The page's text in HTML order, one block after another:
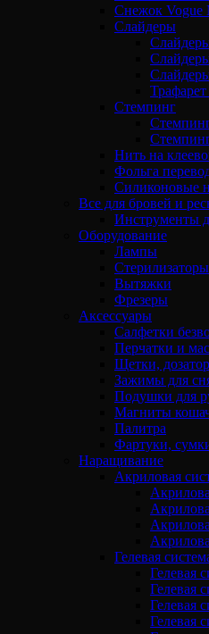
Снежок Vogue
Слайдеры
Стемпинг
Нить на
Фольга
Силиконовые
Все для бровей и
Инструменты
Оборудование
Лампы
Стерилизаторы
Вытяжки
Фрезеры
Аксессуары
Салфетки
Перчатки и
Щетки,
Зажимы для
Подушки для
Магниты
Палитра
Фартуки,
Наращивание
Акриловая
Гелевая
Гелевая
Гелевая
Гелевая
Гелевая